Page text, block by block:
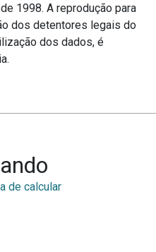
1998. A reprodução para
dos detentores legais do
dos dados, é
de calcular